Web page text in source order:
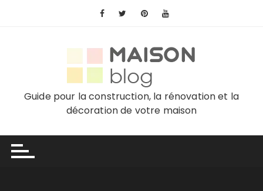
Guide pour la construction, la rénovation et la
décoration de votre maison